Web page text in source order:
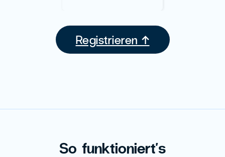
Registrieren ↑
So funktioniert's